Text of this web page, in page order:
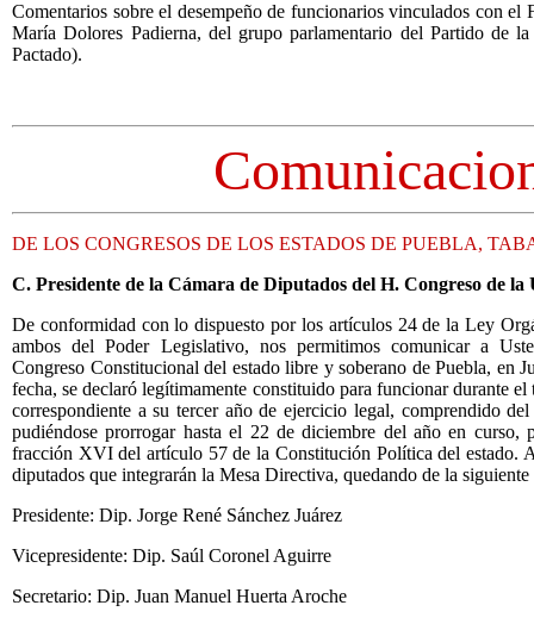
Comentarios sobre el desempeño de funcionarios vinculados con el
María Dolores Padierna, del grupo parlamentario del Partido de
Pactado).
DE LOS CONGRESOS DE LOS ESTADOS DE PUEBLA,
C. Presidente de la Cámara de Diputados del H. Congreso de la
De conformidad con lo dispuesto por los artículos 24 de la Ley
ambos del Poder Legislativo, nos permitimos comunicar a
Congreso Constitucional del estado libre y soberano de Puebla, en
fecha, se declaró legítimamente constituido para funcionar durante
correspondiente a su tercer año de ejercicio legal, comprendido
pudiéndose prorrogar hasta el 22 de diciembre del año en curso,
fracción XVI del artículo 57 de la Constitución Política del estado.
diputados que integrarán la Mesa Directiva, quedando de la siguiente
Presidente: Dip. Jorge René Sánchez Juárez
Vicepresidente: Dip. Saúl Coronel Aguirre
Secretario: Dip. Juan Manuel Huerta Aroche